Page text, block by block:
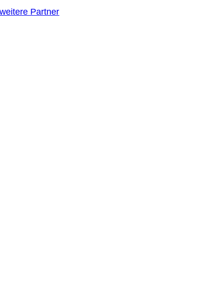
weitere Partner